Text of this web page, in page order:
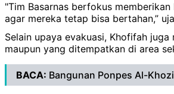
"Tim Basarnas berfokus
agar mereka tetap bisa bertahan,”
Selain upaya evakuasi, Khofifah
maupun yang ditempatkan di area
BACA: Bangunan Ponpes Al-